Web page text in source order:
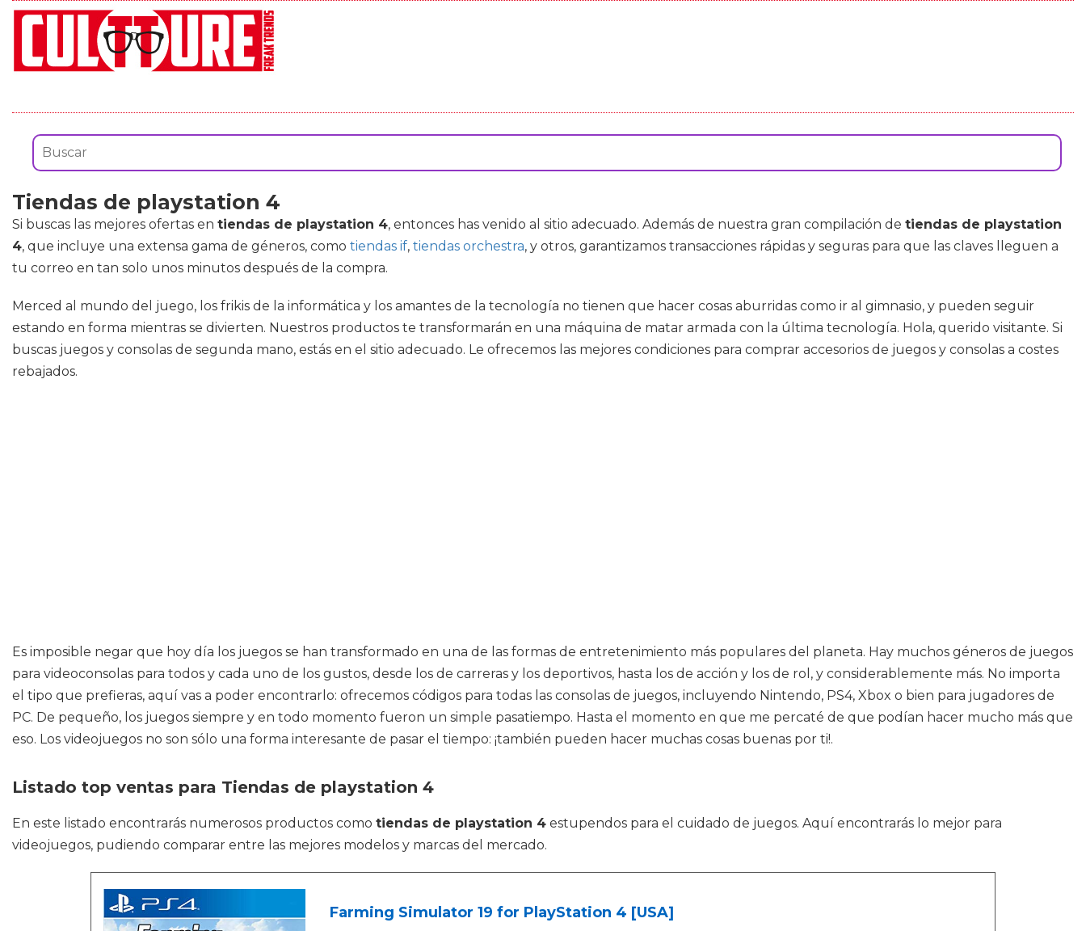
Tiendas de playstation 4
Si buscas las mejores ofertas en tiendas de playstation 4, entonces has venido al sitio adecuado. Además de nuestra gran compilación de tiendas de playstation
4, que incluye una extensa gama de géneros, como tiendas if, tiendas orchestra, y otros, garantizamos transacciones rápidas y seguras para que las claves lleguen a
tu correo en tan solo unos minutos después de la compra.
Merced al mundo del juego, los frikis de la informática y los amantes de la tecnología no tienen que hacer cosas aburridas como ir al gimnasio, y pueden seguir
estando en forma mientras se divierten. Nuestros productos te transformarán en una máquina de matar armada con la última tecnología. Hola, querido visitante. Si
buscas juegos y consolas de segunda mano, estás en el sitio adecuado. Le ofrecemos las mejores condiciones para comprar accesorios de juegos y consolas a costes
rebajados.
Es imposible negar que hoy día los juegos se han transformado en una de las formas de entretenimiento más populares del planeta. Hay muchos géneros de juegos
para videoconsolas para todos y cada uno de los gustos, desde los de carreras y los deportivos, hasta los de acción y los de rol, y considerablemente más. No importa
el tipo que prefieras, aquí vas a poder encontrarlo: ofrecemos códigos para todas las consolas de juegos, incluyendo Nintendo, PS4, Xbox o bien para jugadores de
PC. De pequeño, los juegos siempre y en todo momento fueron un simple pasatiempo. Hasta el momento en que me percaté de que podían hacer mucho más que
eso. Los videojuegos no son sólo una forma interesante de pasar el tiempo: ¡también pueden hacer muchas cosas buenas por ti!.
Listado top ventas para Tiendas de playstation 4
En este listado encontrarás numerosos productos como tiendas de playstation 4 estupendos para el cuidado de juegos. Aquí encontrarás lo mejor para
videojuegos, pudiendo comparar entre las mejores modelos y marcas del mercado.
Farming Simulator 19 for PlayStation 4 [USA]